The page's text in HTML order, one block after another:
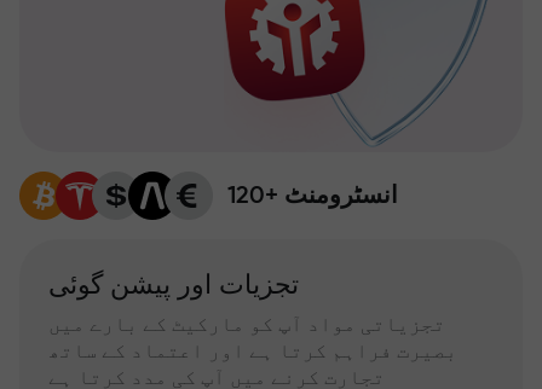
120+ انسٹرومنٹ
تجزیات اور پیشن گوئی
تجزیاتی مواد آپ کو مارکیٹ کے بارے میں
بصیرت فراہم کرتا ہے اور اعتماد کے ساتھ
تجارت کرنے میں آپ کی مدد کرتا ہے